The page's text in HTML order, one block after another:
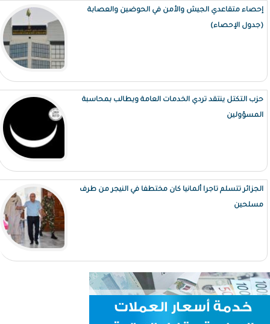
إحصاء متقاعدي الجيش والأمن في الحوضين والعصابة
(جدول الإحصاء)
حزب التكتل ينتقد تردي الخدمات العامة ويطالب بمحاسبة
المسؤولين
الجزائر تتسلم تاجرا ألمانيا كان مختطفا في النيجر من طرف
مسلحين